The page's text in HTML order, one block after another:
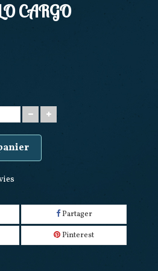
CARGO
Partager
Pinterest